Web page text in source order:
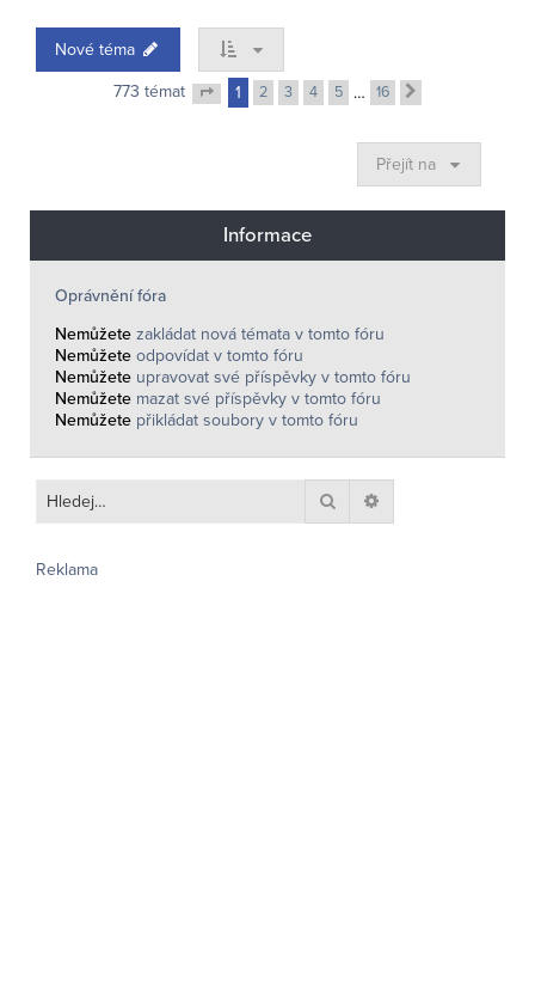
Nové téma
773 témat Stránka z16
1 2 3 4 5 … 16
Přejít na
Informace
Oprávnění fóra
Nemůžete zakládat nová témata v tomto fóru
Nemůžete odpovídat v tomto fóru
Nemůžete upravovat své příspěvky v tomto fóru
Nemůžete mazat své příspěvky v tomto fóru
Nemůžete přikládat soubory v tomto fóru
Hledat
Reklama